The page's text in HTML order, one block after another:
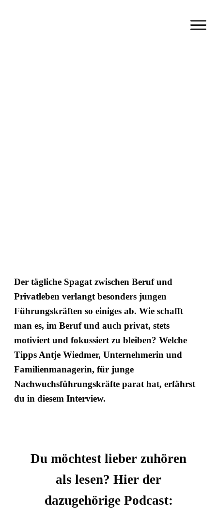
Der tägliche Spagat zwischen Beruf und
Privatleben verlangt besonders jungen
Führungskräften so einiges ab. Wie schafft
man es, im Beruf und auch privat, stets
motiviert und fokussiert zu bleiben? Welche
Tipps Antje Wiedmer, Unternehmerin und
Familienmanagerin, für junge
Nachwuchsführungskräfte parat hat, erfährst
du in diesem Interview.
Du möchtest lieber zuhören
als lesen? Hier der
dazugehörige Podcast: